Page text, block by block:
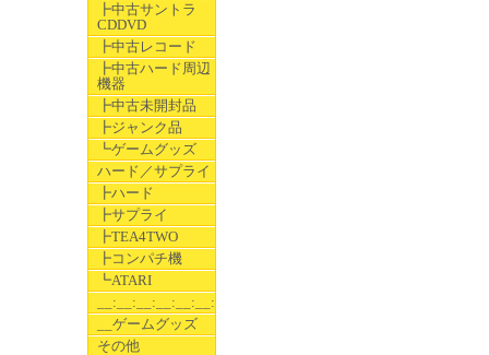
┣中古サントラ
CDDVD
┣中古レコード
┣中古ハード周辺
機器
┣中古未開封品
┣ジャンク品
┗ゲームグッズ
ハード／サプライ
┣ハード
┣サプライ
┣TEA4TWO
┣コンパチ機
┗ATARI
__:__:__:__:__:__:__
__ゲームグッズ
その他